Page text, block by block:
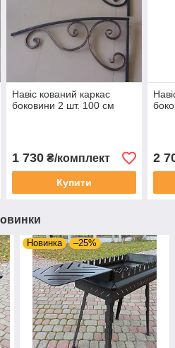
Навіс кований каркас
боковини 2 шт. 100 см
1 730₴/комплект
Купити
2
Новинка –25%